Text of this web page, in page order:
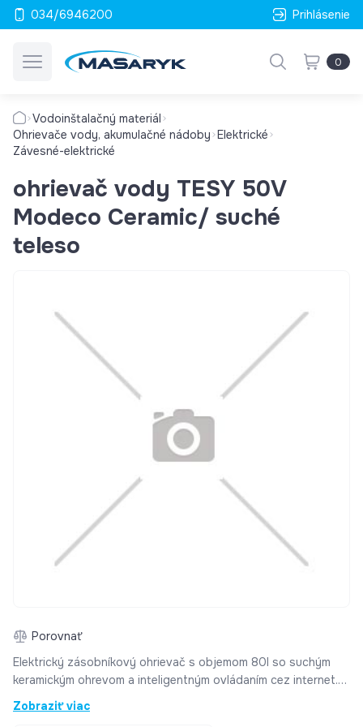
034/6946200 Prihlásenie
0
Vodoinštalačný materiál
Ohrievače vody, akumulačné nádoby Elektrické
Závesné-elektrické
ohrievač vody TESY 50V
Modeco Ceramic/ suché
teleso
Porovnať
Elektrický zásobníkový ohrievač s objemom 80l so suchým
keramickým ohrevom a inteligentným ovládaním cez internet.
Ohrievač má široké uplatnenie všade tam, kde je potrebné
centrálne ovládať teplotu vody a pracovné režimy. Ohrevné
Zobraziť viac